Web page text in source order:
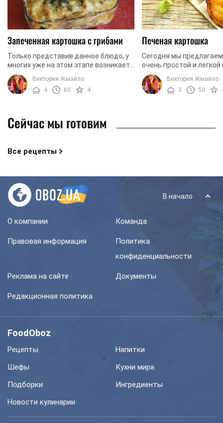
Запеченная картошка с грибами
Только представив данное блюдо, у
многих уже на этом этапе возникает
желание его попробовать. Речь идет
о запеченной картошке с грибами под
сыром, ...
Виктория Жмайло
4
60 4
Печеная картошка
Сегодня мы
очень простой и легкой
приготовлении
Особый вкус и аромат
придадут сушеные
Виктория Жмайло
3
50
Сейчас мы готовим
Все рецепты
В начало
О компании Команда
Правовая информация
Политика
конфиденциальности
Реклама на сайте Документы
Редакционная политика
FoodOboz
Рецепты
Напитки
Шефы
Кухни мира
Подборки
Ингредиенты
Новости кулинарии